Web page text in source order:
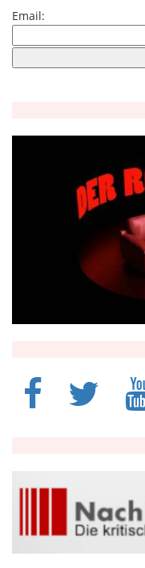
Email: